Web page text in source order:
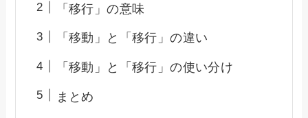
「移行」の意味
「移動」と「移行」の違い
「移動」と「移行」の使い分け
まとめ